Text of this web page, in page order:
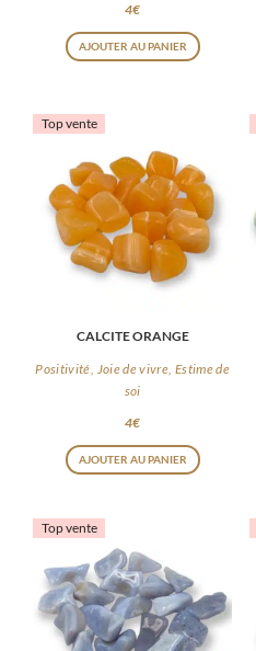
4€
AJOUTER AU PANIER
Top vente
CALCITE ORANGE
Positivité, Joie de vivre, Estime de
soi
4€
AJOUTER AU PANIER
Top vente